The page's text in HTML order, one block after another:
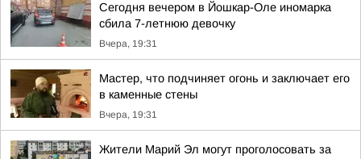
Сегодня вечером в Йошкар-Оле иномарка
сбила 7-летнюю девочку
Вчера, 19:31
Мастер, что подчиняет огонь и заключает его
в каменные стены
Вчера, 19:31
Жители Марий Эл могут проголосовать за